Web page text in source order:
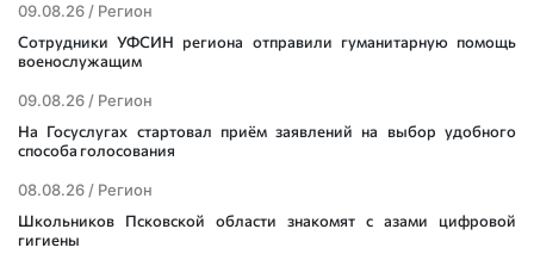
09.08.26 / Регион
Сотрудники УФСИН региона отправили гуманитарную помощь
военослужащим
09.08.26 / Регион
На Госуслугах стартовал приём заявлений на выбор удобного
способа голосования
08.08.26 / Регион
Школьников Псковской области знакомят с азами цифровой
гигиены